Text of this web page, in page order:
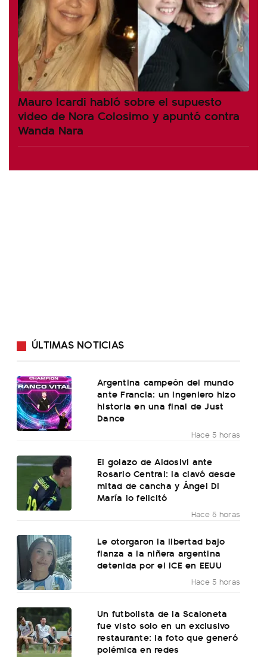
Mauro Icardi habló sobre el supuesto
video de Nora Colosimo y apuntó contra
Wanda Nara
ÚLTIMAS NOTICIAS
Argentina campeón del mundo
ante Francia: un ingeniero hizo
historia en una final de Just
Dance
Hace 5 horas
El golazo de Aldosivi ante
Rosario Central: la clavó desde
mitad de cancha y Ángel Di
María lo felicitó
Hace 5 horas
Le otorgaron la libertad bajo
fianza a la niñera argentina
detenida por el ICE en EEUU
Hace 5 horas
Un futbolista de la Scaloneta
fue visto solo en un exclusivo
restaurante: la foto que generó
polémica en redes